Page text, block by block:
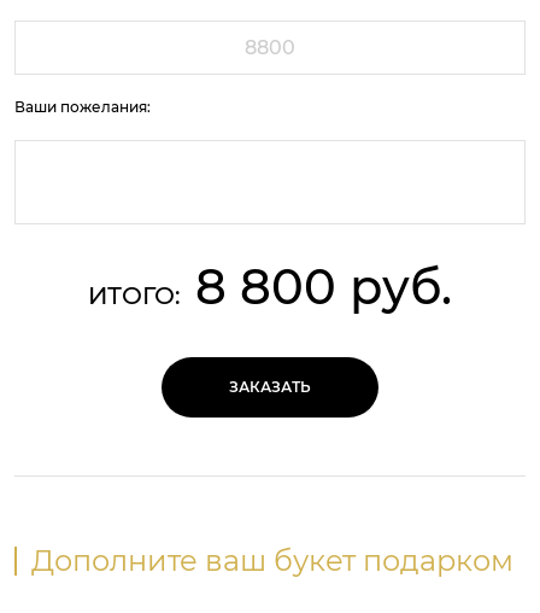
Ваши пожелания:
ИТОГО: 8 800 руб.
ЗАКАЗАТЬ
Дополните ваш букет подарком